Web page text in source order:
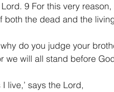
9 For this very
both the dead and the
do you judge your
we will all stand before
I live,’ says the Lord,